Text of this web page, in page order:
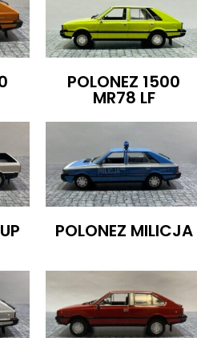
POLONEZ 1500
MR78 LF
POLONEZ MILICJA